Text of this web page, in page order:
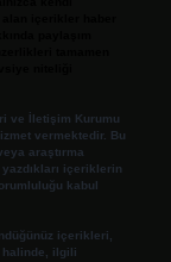
ve İletişim Kurumu
vermektedir. Bu
araştırma
içeriklerin
kabul
içerikleri,
ilgili